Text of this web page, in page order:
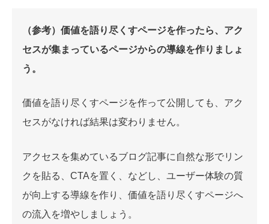
（参考）価値を語り尽くすページを作ったら、アク
セスが集まっているページからの導線を作りましょ
う。
価値を語り尽くすページを作って公開しても、アク
セスがなければ結果は変わりません。
アクセスを集めているブログ記事に自然な形でリン
クを貼る、CTAを置く、などし、ユーザー体験の質
が向上する導線を作り、価値を語り尽くすページへ
の流入を増やしましょう。